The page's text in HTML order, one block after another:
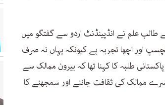
طالب علم نے انڈپینڈنٹ اردو سے گفتگو میں
اور اچھا تجربہ ہے کیونکہ یہاں نہ صرف
طلبہ کا کہنا تھا کہ بیرون ممالک سے
ممالک کی ثقافت جاننے اور سمجھنے کا